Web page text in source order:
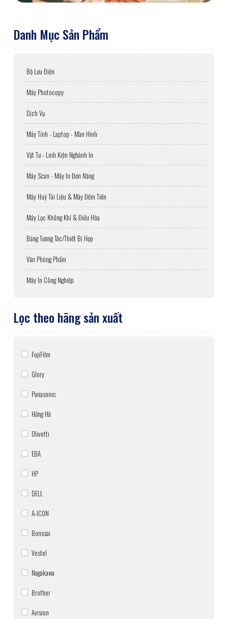
Danh Mục Sản Phẩm
Bộ Lưu Điện
Máy Photocopy
Dịch Vụ
Máy Tính - Laptop - Màn Hình
Vật Tư - Linh Kiện Nghành In
Máy Scan - Máy In Đơn Năng
Máy Huỷ Tài Liệu & Máy Đếm Tiền
Máy Lọc Không Khí & Điều Hòa
Bảng Tương Tác/Thiết Bị Họp
Văn Phòng Phẩm
Máy In Công Nghiệp
Lọc theo hãng sản xuất
FujiFilm
Glory
Panasonic
Hồng Hà
Olivetti
EBA
HP
DELL
A-ICON
Bonssai
Vestel
Nagakawa
Brother
Avision